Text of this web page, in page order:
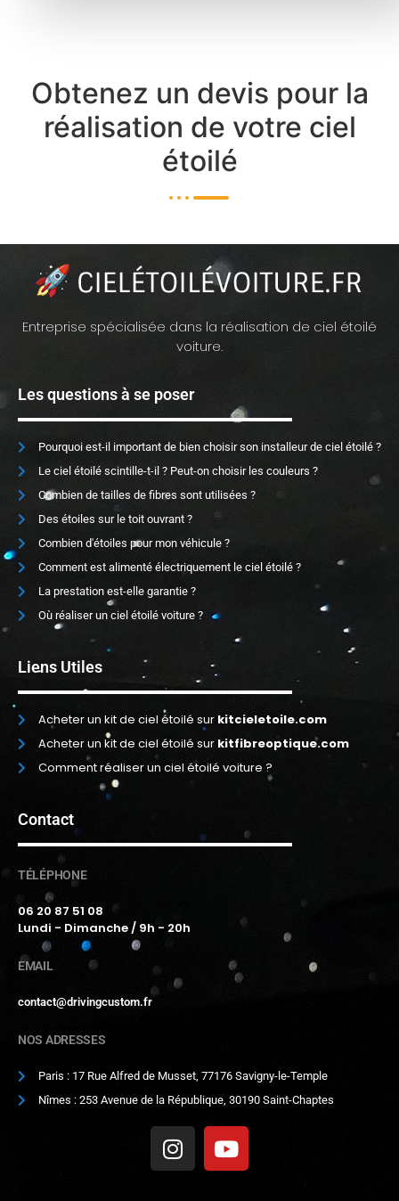
Obtenez un devis pour la
réalisation de votre ciel
étoilé
Entreprise spécialisée dans la réalisation de ciel étoilé
voiture.
Les questions à se poser
Pourquoi est-il important de bien choisir son installeur de ciel étoilé ?
Le ciel étoilé scintille-t-il ? Peut-on choisir les couleurs ?
Combien de tailles de fibres sont utilisées ?
Des étoiles sur le toit ouvrant ?
Combien d'étoiles pour mon véhicule ?
Comment est alimenté électriquement le ciel étoilé ?
La prestation est-elle garantie ?
Où réaliser un ciel étoilé voiture ?
Liens Utiles
Acheter un kit de ciel étoilé sur kitcieletoile.com
Acheter un kit de ciel étoilé sur kitfibreoptique.com
Comment réaliser un ciel étoilé voiture ?
Contact
TÉLÉPHONE
06 20 87 51 08
Lundi - Dimanche / 9h - 20h
EMAIL
contact@drivingcustom.fr
NOS ADRESSES
Paris : 17 Rue Alfred de Musset, 77176 Savigny-le-Temple
Nîmes : 253 Avenue de la République, 30190 Saint-Chaptes